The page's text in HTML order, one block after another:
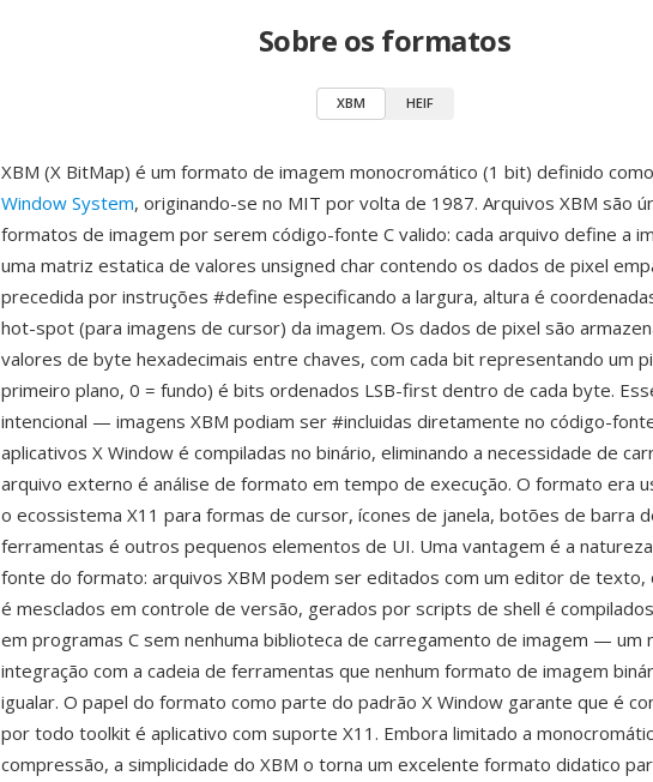
Sobre os formatos
XBM HEIF
XBM (X BitMap) é um formato de imagem monocromático (1 bit) definido
Window System, originando-se no MIT por volta de 1987. Arquivos XBM são
formatos de imagem por serem código-fonte C valido: cada arquivo define a
uma matriz estatica de valores unsigned char contendo os dados de pixel
precedida por instruções #define especificando a largura, altura é
hot-spot (para imagens de cursor) da imagem. Os dados de pixel são
valores de byte hexadecimais entre chaves, com cada bit representando um
primeiro plano, 0 = fundo) é bits ordenados LSB-first dentro de cada byte.
intencional — imagens XBM podiam ser #incluidas diretamente no código-
aplicativos X Window é compiladas no binário, eliminando a necessidade de
arquivo externo é análise de formato em tempo de execução. O formato era
o ecossistema X11 para formas de cursor, ícones de janela, botões de barra
ferramentas é outros pequenos elementos de UI. Uma vantagem é a
fonte do formato: arquivos XBM podem ser editados com um editor de texto,
é mesclados em controle de versão, gerados por scripts de shell é
em programas C sem nenhuma biblioteca de carregamento de imagem — um
integração com a cadeia de ferramentas que nenhum formato de imagem
igualar. O papel do formato como parte do padrão X Window garante que é
por todo toolkit é aplicativo com suporte X11. Embora limitado a
compressão, a simplicidade do XBM o torna um excelente formato didatico